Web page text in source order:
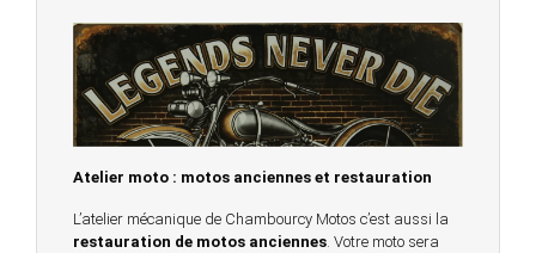
Atelier moto : motos anciennes et restauration
L’atelier mécanique de Chambourcy Motos c’est aussi la
restauration de motos anciennes . Votre moto sera